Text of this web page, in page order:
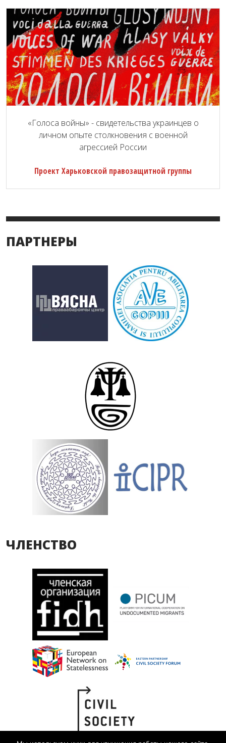
«Голоса войны» - свидетельства украинцев о
личном опыте столкновения с военной
агрессией России
Проект Харьковской правозащитной группы
ПАРТНЕРЫ
ЧЛЕНСТВО